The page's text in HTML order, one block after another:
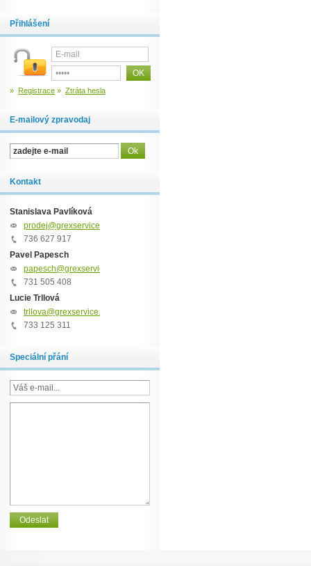
Přihlášení
» Registrace » Ztráta hesla
E-mailový zpravodaj
Kontakt
Stanislava Pavlíková
prodej@grexservice.cz
736 627 917
Pavel Papesch
papesch@grexservice.cz
731 505 408
Lucie Trllová
trllova@grexservice.cz
733 125 311
Speciální přání